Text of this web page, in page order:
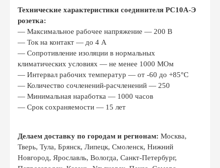
Технические характеристики соединителя РС10А-Э
розетка:
― Максимальное рабочее напряжение ― 200 В
― Ток на контакт ― до 4 А
― Сопротивление изоляции в нормальных
климатических условиях ― не менее 1000 МОм
― Интервал рабочих температур ― от -60 до +85°С
― Количество сочленений-расчленений ― 250
― Минимальная наработка ― 1000 часов
― Срок сохраняемости ― 15 лет
Делаем доставку по городам и регионам: Москва,
Тверь, Тула, Брянск, Липецк, Смоленск, Нижний
Новгород, Ярославль, Вологда, Санкт-Петербург,